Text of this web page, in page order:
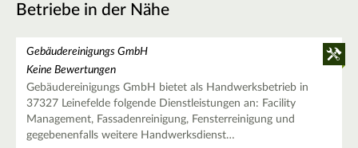
Betriebe in der Nähe
Gebäudereinigungs GmbH
Keine Bewertungen
Gebäudereinigungs GmbH bietet als Handwerksbetrieb in
37327 Leinefelde folgende Dienstleistungen an: Facility
Management, Fassadenreinigung, Fensterreinigung und
gegebenenfalls weitere Handwerksdienst…